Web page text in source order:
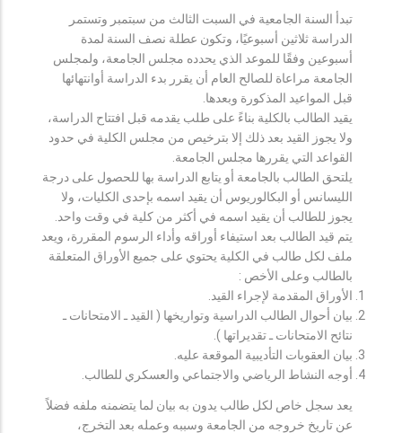
تبدأ السنة الجامعية في السبت الثالث من سبتمبر وتستمر
الدراسة ثلاثين أسبوعيًا، وتكون عطلة نصف السنة لمدة
أسبوعين وفقًا للموعد الذي يحدده مجلس الجامعة، ولمجلس
الجامعة مراعاة للصالح العام أن يقرر بدء الدراسة أوانتهائها
قبل المواعيد المذكورة وبعدها.
يقيد الطالب بالكلية بناءً على طلب يقدمه قبل افتتاح الدراسة،
ولا يجوز القيد بعد ذلك إلا بترخيص من مجلس الكلية في حدود
القواعد التي يقررها مجلس الجامعة.
يلتحق الطالب بالجامعة أو يتابع الدراسة بها للحصول على درجة
الليسانس أو البكالوريوس أن يقيد اسمه بإحدى الكليات، ولا
يجوز للطالب أن يقيد اسمه في أكثر من كلية في وقت واحد.
يتم قيد الطالب بعد استيفاء أوراقه وأداء الرسوم المقررة، ويعد
ملف لكل طالب في الكلية يحتوي على جميع الأوراق المتعلقة
بالطالب وعلى الأخص :
الأوراق المقدمة لإجراء القيد.
بيان أحوال الطالب الدراسية وتواريخها ( القيد ـ الامتحانات ـ
نتائح الامتحانات ـ تقديراتها ).
بيان العقوبات التأديبية الموقعة عليه.
أوجه النشاط الرياضي والاجتماعي والعسكري للطالب.
يعد سجل خاص لكل طالب يدون به بيان لما يتضمنه ملفه فضلاً
عن تاريخ خروجه من الجامعة وسببه وعمله بعد التخرج،